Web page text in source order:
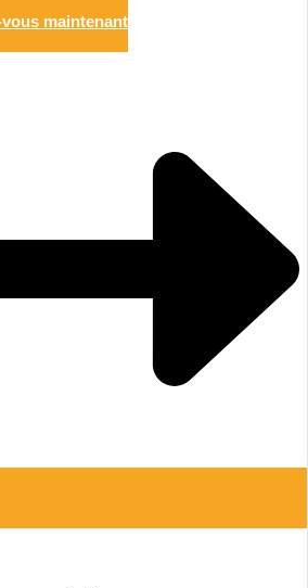
maintenant